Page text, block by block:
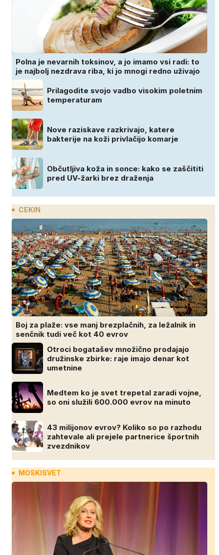
Polna je nevarnih toksinov, a jo imamo vsi radi: to
je najbolj nezdrava riba, ki jo mnogi redno uživajo
Prilagodite svojo vadbo visokim poletnim
temperaturam
Nove raziskave razkrivajo, katere
bakterije na koži privlačijo komarje
Občutljiva koža in sonce: kako se zaščititi
pred UV-žarki brez draženja
CEKIN
Boj za plaže: vse manj brezplačnih, za ležalnik in
senčnik tudi več kot 40 evrov
Otroci bogatašev množično prodajajo
družinske zbirke: raje imajo denar kot
umetnine
Medtem ko je svet trepetal zaradi vojne,
so oni služili 600.000 evrov na minuto
43 milijonov evrov? Koliko so po razhodu
zahtevale ali prejele partnerice športnih
zvezdnikov
MOSKISVET